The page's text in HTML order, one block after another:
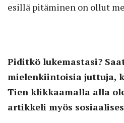
esillä pitäminen on ollut
Piditkö lukemastasi?
mielenkiintoisia juttuja,
Tien klikkaamalla alla
artikkeli myös